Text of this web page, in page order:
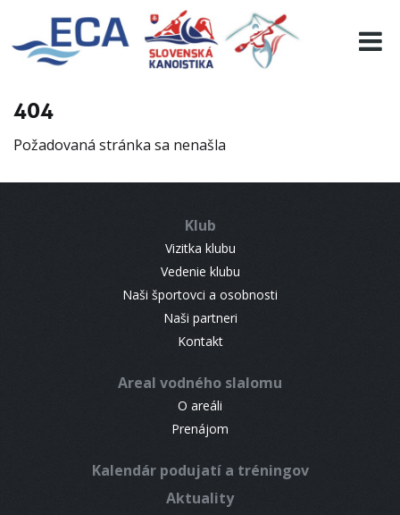
404
Požadovaná stránka sa nenašla
Klub
Vizitka klubu
Vedenie klubu
Naši športovci a osobnosti
Naši partneri
Kontakt
Areal vodného slalomu
O areáli
Prenájom
Kalendár podujatí a tréningov
Aktuality
EURO 19
INFO
RESULTS
CONTACT